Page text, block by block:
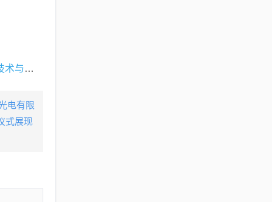
飞利浦最新款翻盖手机，技术与传统的完美融合标题建议，飞利浦翻盖新机发布，技术与传统设计融合典范
电有限
式展现